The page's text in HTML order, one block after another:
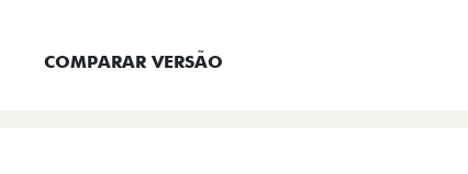
COMPARAR VERSÃO